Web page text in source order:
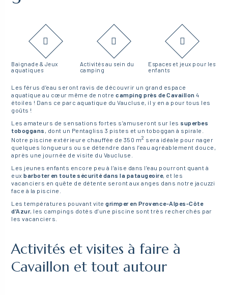
Baignade & Jeux
aquatiques
Activités au sein du
camping
Espaces et jeux pour les
enfants
Les férus d’eau seront ravis de découvrir un grand espace
aquatique au cœur même de notrecamping près de Cavaillon 4
étoiles ! Dans ce parc aquatique du Vaucluse, il y en a pour tous les
goûts !
Les amateurs de sensations fortes s’amuseront sur les superbes
toboggans
, dont un Pentagliss 3 pistes et un toboggan à spirale.
Notre piscine extérieure chauffée de 350 m2 sera idéale pour nager
quelques longueurs ou se détendre dans l’eau agréablement douce,
après une journée de visite du Vaucluse.
Les jeunes enfants encore peu à l’aise dans l’eau pourront quant à
euxbarboter en toute sécurité dans la pataugeoire, et les
vacanciers en quête de détente seront aux anges dans notre jacuzzi
face à la piscine.
Les températures pouvant vitegrimper en Provence-Alpes-Côte
d’Azur, les campings dotés d’une piscine sont très recherchés par
les vacanciers.
Activités et visites à faire à
Cavaillon et tout autour